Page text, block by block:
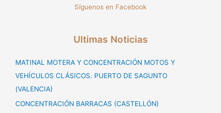
Síguenos en Facebook
Ultimas Noticias
MATINAL MOTERA Y CONCENTRACIÓN MOTOS Y
VEHÍCULOS CLÁSICOS. PUERTO DE SAGUNTO
(VALENCIA)
CONCENTRACIÓN BARRACAS (CASTELLÓN)